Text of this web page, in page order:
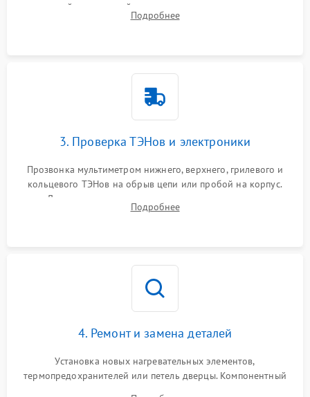
задней или верхней панели для прямого доступа к
нагревательным элементам, плате и вентиляторам.
Подробнее
3. Проверка ТЭНов и электроники
Прозвонка мультиметром нижнего, верхнего, грилевого и
кольцевого ТЭНов на обрыв цепи или пробой на корпус.
Диагностика термостата, датчиков температуры,
переключателя режимов и мотора конвекции.
Подробнее
4. Ремонт и замена деталей
Установка новых нагревательных элементов,
термопредохранителей или петель дверцы. Компонентный